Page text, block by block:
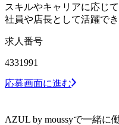
スキルやキャリアに応じて
社員や店長として活躍で
求人番号
4331991
応募画面に進む
AZUL by moussyで一緒に